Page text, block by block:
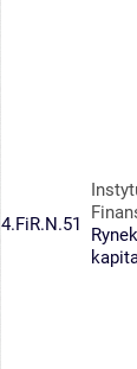
4.FiR.N.51